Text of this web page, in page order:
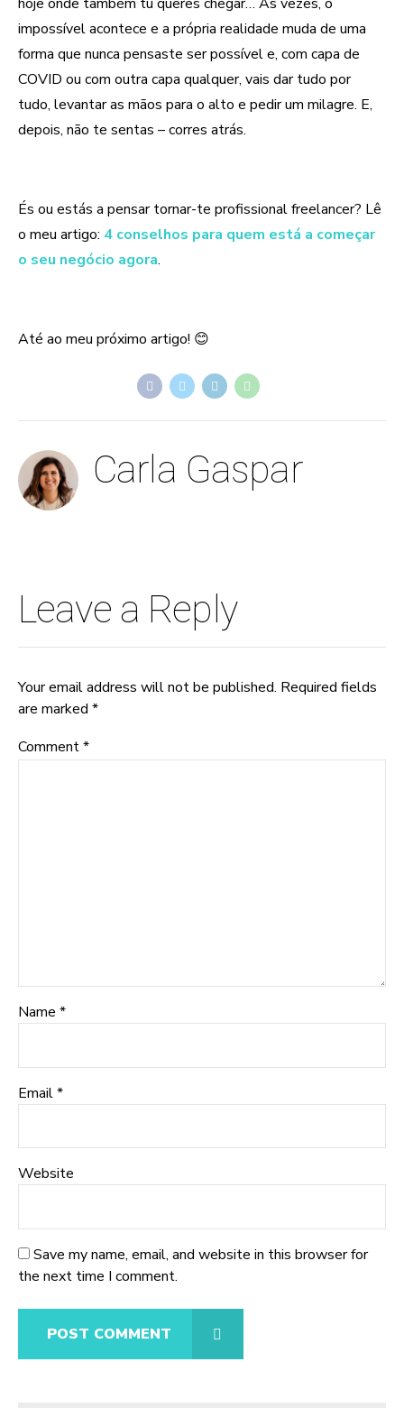
impossível acontece e a própria realidade muda de uma
forma que nunca pensaste ser possível e, com capa de
COVID ou com outra capa qualquer, vais dar tudo por
tudo, levantar as mãos para o alto e pedir um milagre. E,
depois, não te sentas – corres atrás.
És ou estás a pensar tornar-te profissional freelancer? Lê
o meu artigo: 4 conselhos para quem está a começar
o seu negócio agora.
Até ao meu próximo artigo! 😊
Carla Gaspar
Leave a Reply
Your email address will not be published. Required fields
are marked *
Comment*
Name *
Email *
Website
Save my name, email, and website in this browser for
the next time I comment.
POST COMMENT